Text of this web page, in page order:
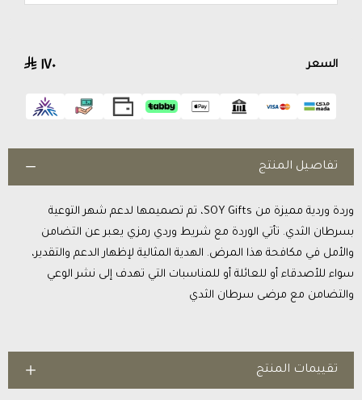
السعر ١٧٠
تفاصيل المنتج
وردة وردية مميزة من SOY Gifts، تم تصميمها لدعم شهر التوعية
بسرطان الثدي. تأتي الوردة مع شريط وردي رمزي يعبر عن التضامن
والأمل في مكافحة هذا المرض. الهدية المثالية لإظهار الدعم والتقدير،
سواء للأصدقاء أو للعائلة أو للمناسبات التي تهدف إلى نشر الوعي
والتضامن مع مرضى سرطان الثدي
تقييمات المنتج